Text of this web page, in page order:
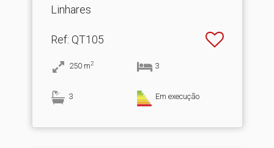
Linhares
Ref: QT105
250 m2 3
3 Em execução